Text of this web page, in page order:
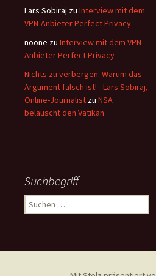
Lars Sobiraj zu Interview mit dem
VPN-Anbieter Perfect Privacy
noone zu Interview mit dem VPN-
Anbieter Perfect Privacy
Nichts zu verbergen: Warum das
Argument falsch ist! - Lars Sobiraj,
Online-Journalist zu NSA
belauscht den Vatikan
Suchbegriff
Suchen
nach: